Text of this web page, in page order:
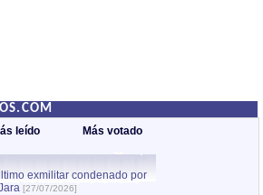
leído Más votado
exmilitar condenado por
[27/07/2026]